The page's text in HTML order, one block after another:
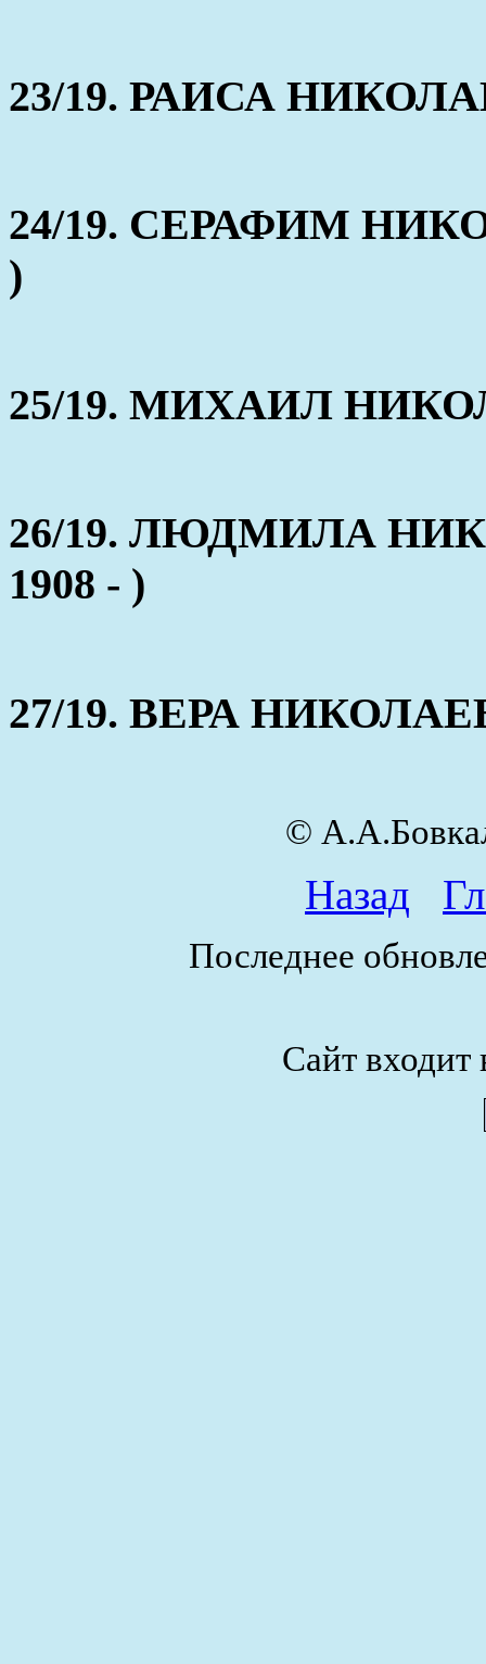
23/19. РАИСА
24/19. СЕРАФИМ
)
25/19. МИХАИЛ
26/19. ЛЮДМИЛА
1908 - )
27/19. ВЕРА
©
Назад
Последнее
Сайт входит